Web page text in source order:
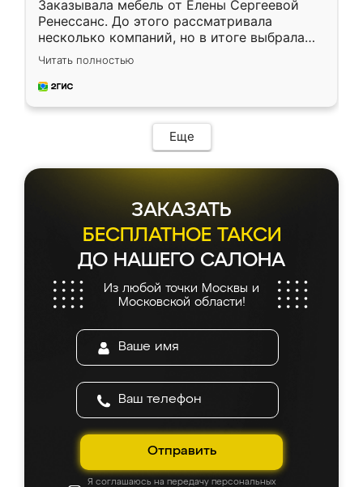
Заказывала мебель от Елены Сергеевой
Ренессанс. До этого рассматривала
несколько компаний, но в итоге выбрала
эту. Сначала обговорили условия, потом
приехал замерщик, всё спокойно объяснил
и снял размеры. Изготовили в срок, с
мебель сразу встала на свое место без
каких-либо доработок. Качеством осталась
довольна, все выглядит так, как и ожидала.
Читать полностью
Еще
ЗАКАЗАТЬ
БЕСПЛАТНОЕ ТАКСИ
ДО НАШЕГО САЛОНА
Из любой точки Москвы и
Московской области!
Отправить
Я соглашаюсь на передачу персональных